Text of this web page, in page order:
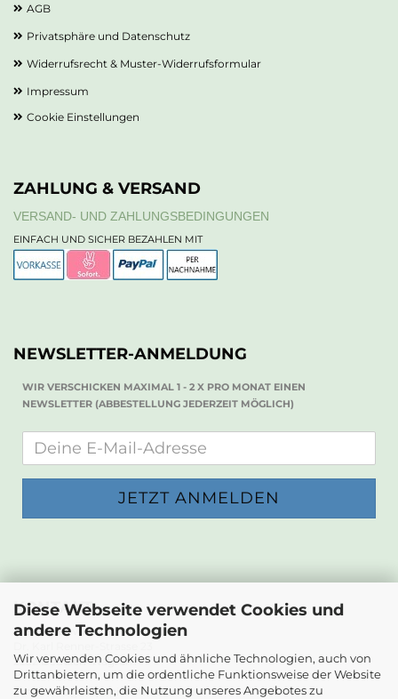
Diese Webseite verwendet Cookies und
andere Technologien
Wir verwenden Cookies und ähnliche Technologien, auch von
Drittanbietern, um die ordentliche Funktionsweise der Website
zu gewährleisten, die Nutzung unseres Angebotes zu
AGB
Privatsphäre und Datenschutz
Widerrufsrecht & Muster-Widerrufsformular
Impressum
Cookie Einstellungen
ZAHLUNG & VERSAND
VERSAND- UND ZAHLUNGSBEDINGUNGEN
EINFACH UND SICHER BEZAHLEN MIT
NEWSLETTER-ANMELDUNG
WIR VERSCHICKEN MAXIMAL 1 - 2 X PRO MONAT EINEN
NEWSLETTER (ABBESTELLUNG JEDERZEIT MÖGLICH)
KONTAKT
Die Papierwerkstatt
2232 Deutsch-Wagram
Email: info@diepapierwerkstatt.at